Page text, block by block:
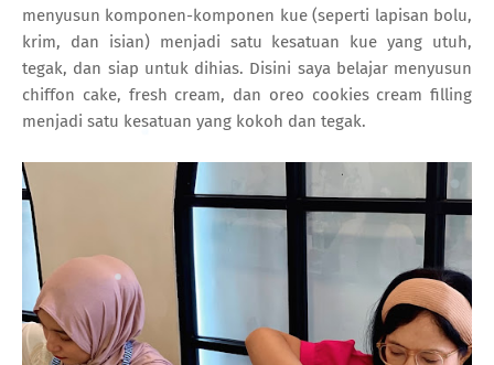
menyusun komponen-komponen kue (seperti lapisan bolu,
krim, dan isian) menjadi satu kesatuan kue yang utuh,
tegak, dan siap untuk dihias. Disini saya belajar menyusun
chiffon cake, fresh cream, dan oreo cookies cream filling
menjadi satu kesatuan yang kokoh dan tegak.